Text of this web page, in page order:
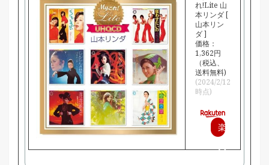
れ!Lite 山
本リンダ [
山本リン
ダ ]
価格：
1,362円
（税込、
送料無料)
(2024/2/12
時点)
楽